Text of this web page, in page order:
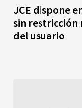
JCE dispone
sin restricción
del usuario